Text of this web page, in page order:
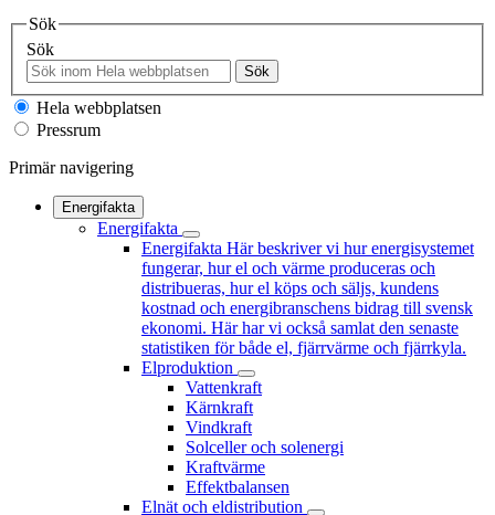
Sök
Sök
Sök
Hela webbplatsen
Pressrum
Primär navigering
Energifakta
Energifakta
Energifakta Här beskriver vi hur energisystemet
fungerar, hur el och värme produceras och
distribueras, hur el köps och säljs, kundens
kostnad och energibranschens bidrag till svensk
ekonomi. Här har vi också samlat den senaste
statistiken för både el, fjärrvärme och fjärrkyla.
Elproduktion
Vattenkraft
Kärnkraft
Vindkraft
Solceller och solenergi
Kraftvärme
Effektbalansen
Elnät och eldistribution